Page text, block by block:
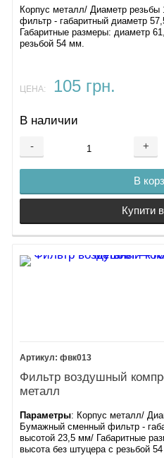
Корпус металл/ Диаметр
фильтр - габаритный диаметр
Габаритные размеры: диаметр
резьбой 54 мм.
ЦЕНА: 105 грн.
В наличии
- +
В
Купити
фвк013
Фильтр воздушный
металл
Параметры: Корпус металл/
Бумажный сменный фильтр -
высотой 23,5 мм/ Габаритные
высота без штуцера с резьбой